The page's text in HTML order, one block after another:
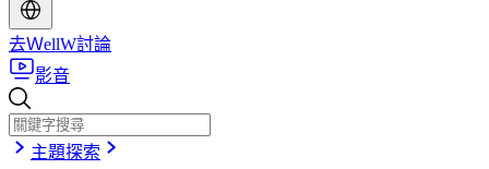
去ＷellW討論
影音
主題探索